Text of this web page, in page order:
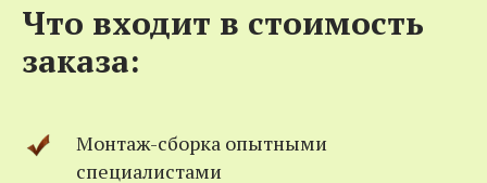
Что входит в стоимость
заказа:
Монтаж-сборка опытными
специалистами